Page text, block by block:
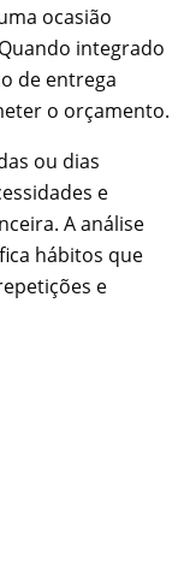
ocasião
integrado
de entrega
o orçamento.
ou dias
e
A análise
hábitos que
e